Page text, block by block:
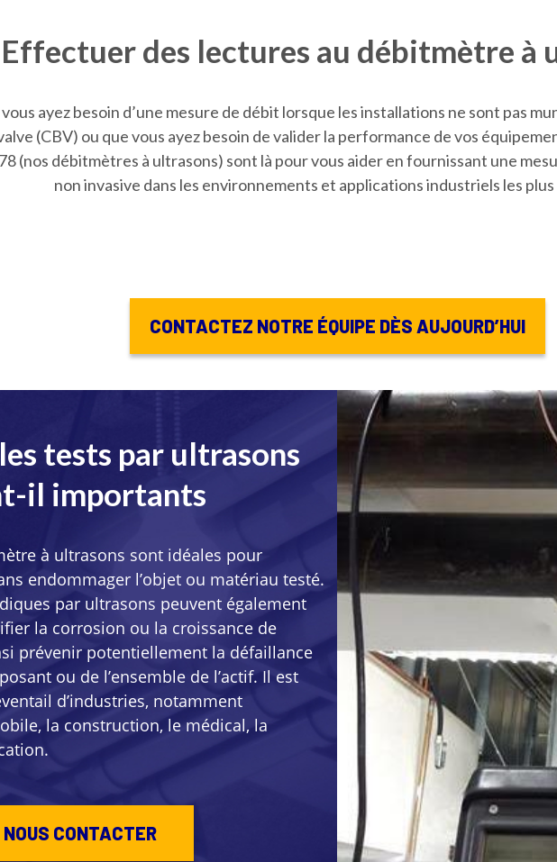
Effectuer des lectures au débitmètre à
ayez besoin d’une mesure de débit lorsque les installations ne sont pas
(CBV) ou que vous ayez besoin de valider la performance de vos
(nos débitmètres à ultrasons) sont là pour vous aider en fournissant une
non invasive dans les environnements et applications industriels les
CONTACTEZ NOTRE ÉQUIPE DÈS AUJOURD’HUI
tests par ultrasons
il importants
à ultrasons sont idéales pour
endommager l’objet ou matériau testé.
par ultrasons peuvent également
la corrosion ou la croissance de
prévenir potentiellement la défaillance
ou de l’ensemble de l’actif. Il est
d’industries, notamment
la construction, le médical, la
NOUS CONTACTER